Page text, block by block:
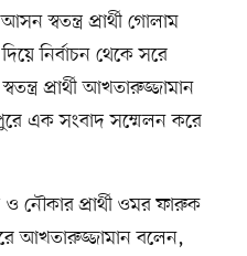
স্বতন্ত্র প্রার্থী গোলাম
নির্বাচন থেকে সরে
প্রার্থী আখতারুজ্জামান
এক সংবাদ সম্মেলন করে
নৌকার প্রার্থী ওমর ফারুক
আখতারুজ্জামান বলেন,